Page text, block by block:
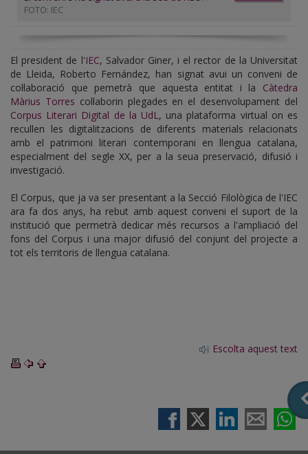
FOTO: IEC
El president de l'IEC, Salvador Giner, i el rector de la Universitat
de Lleida, Roberto Fernández, han signat avui un conveni de
col·laboració que pemetrà que aquesta entitat i la Càtedra
Màrius Torres col·laborin plegades en el desenvolupament del
Corpus Literari Digital de la UdL, una plataforma virtual on es
recullen les digitalitzacions de diferents materials relacionats
amb el patrimoni literari contemporani en llengua catalana,
especialment del segle XX, per a la seua preservació, difusió i
investigació.
El Corpus, que ja va ser presentant a la Secció Filològica de l'IEC
ara fa dos anys, ha rebut amb aquest conveni el suport de la
institució que permetrà dedicar més recursos a l'ampliació del
fons del Corpus i una major difusió del conjunt del projecte a
tot els territoris de llengua catalana.
Escolta aquest text